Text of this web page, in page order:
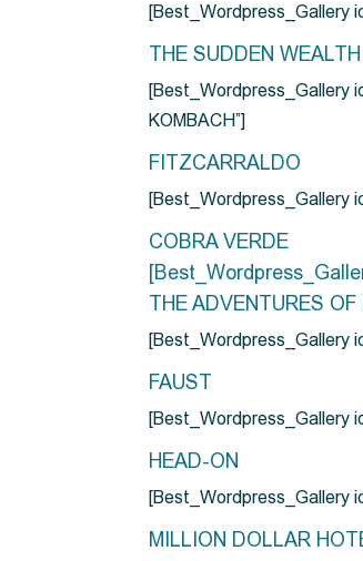
[Best_Wordpress_Gallery
THE SUDDEN
[Best_Wordpress_Gallery
KOMBACH”]
FITZCARRALDO
[Best_Wordpress_Gallery
COBRA VERDE
THE ADVENTURES OF
[Best_Wordpress_Gallery
FAUST
[Best_Wordpress_Gallery
HEAD-ON
[Best_Wordpress_Gallery
MILLION DOLLAR